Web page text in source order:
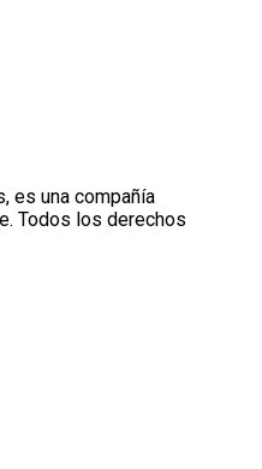
es una compañía
Todos los derechos